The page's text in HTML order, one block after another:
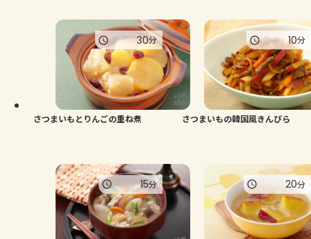
さつまいもとりんごの重ね煮
30分
さつまいもの韓国風きんぴら
10分
15分 20分